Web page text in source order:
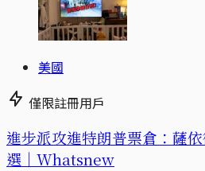
美國
僅限註冊用戶
進步派攻進特朗普票倉：薩
選｜Whatsnew